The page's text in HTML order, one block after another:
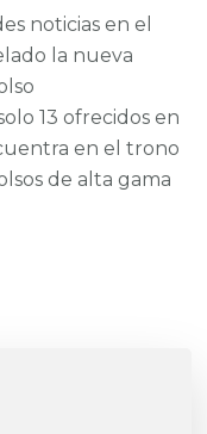
noticias en el
la nueva
13 ofrecidos en
en el trono
de alta gama